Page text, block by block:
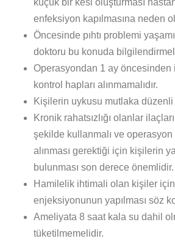
küçük bir kesi oluşturması
enfeksiyon kapılmasına neden
Öncesinde pıhtı problemi
doktoru bu konuda
Operasyondan 1 ay öncesinden
kontrol hapları alınmamalıdır.
Kişilerin uykusu mutlaka düzenli
Kronik rahatsızlığı olanlar
şekilde kullanmalı ve operasyon
alınması gerektiği için kişilerin
bulunması son derece önemlidir.
Hamilelik ihtimali olan kişiler
enjeksiyonunun yapılması söz
Ameliyata 8 saat kala su dahil
tüketilmemelidir.